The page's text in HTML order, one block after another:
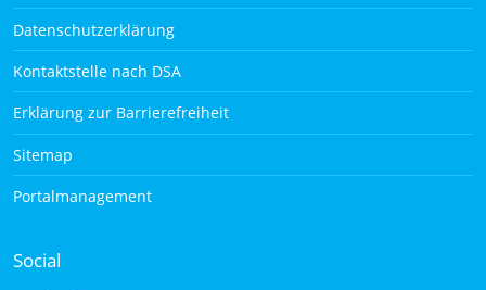
Datenschutzerklärung
Kontaktstelle nach DSA
Erklärung zur Barrierefreiheit
Sitemap
Portalmanagement
Social